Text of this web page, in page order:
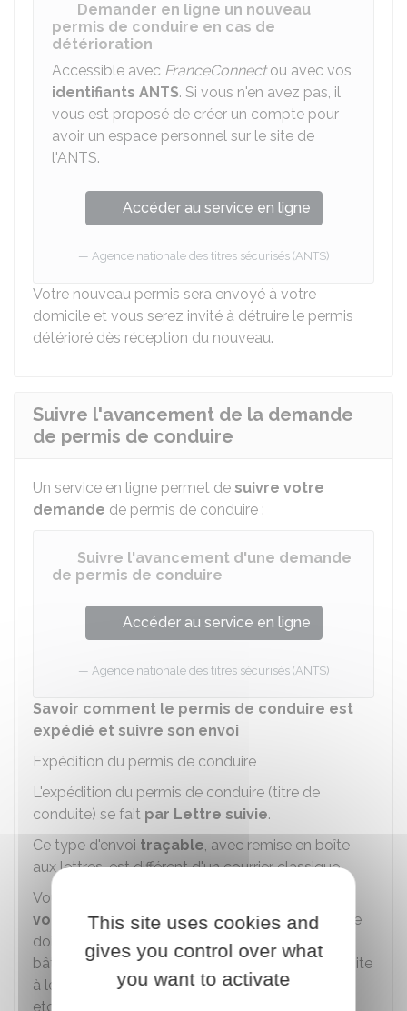
Demander en ligne un nouveau
permis de conduire en cas de
détérioration
Accessible avec FranceConnectou avec vos
identifiants ANTS. Si vous n'en avez pas, il
vous est proposé de créer un compte pour
avoir un espace personnel sur le site de
l'ANTS.
Accéder au service en ligne
Agence nationale des titres sécurisés (ANTS)
Votre nouveau permis sera envoyé à votre
domicile et vous serez invité à détruire le permis
détérioré dès réception du nouveau.
Suivre l'avancement de la demande
de permis de conduire
Un service en ligne permet de suivre votre
demande de permis de conduire :
Suivre l'avancement d'une demande
de permis de conduire
Accéder au service en ligne
Agence nationale des titres sécurisés (ANTS)
Savoir comment le permis de conduire est
expédié et suivre son envoi
Expédition du permis de conduire
L'expédition du permis de conduire (titre de
conduite) se fait par Lettre suivie.
Ce type d'envoi traçable, avec remise en boîte
aux lettres, est différent d'un courrier classique.
Vous devez
vous fournissezdans la procédure en ligne. Elle
doit être la plus complète possible (numéro de
bâtiment, numéro d'appartement, numéro de boite
à lettres, étage, couloir, escalier, " résidant chez ",
etc.).
This site uses cookies and
gives you control over what
you want to activate